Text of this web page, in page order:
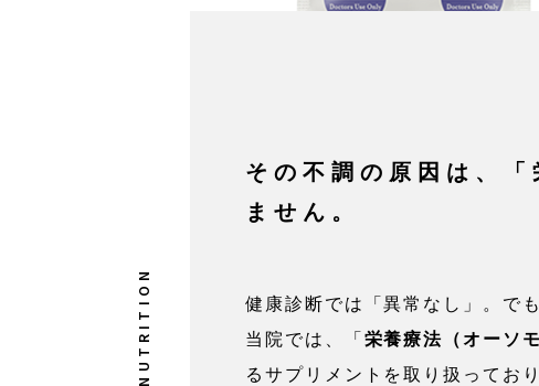
その不調の原因は、
ません。
健康診断では「異常なし」。で
当院では、「 栄養療法（オーソ
るサプリメントを取り扱っており